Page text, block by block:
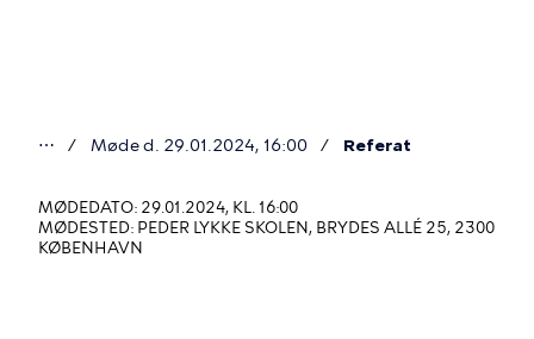
er
her
⋯ Møde d. 29.01.2024, 16:00 Referat
MØDEDATO: 29.01.2024, KL. 16:00
MØDESTED: PEDER LYKKE SKOLEN, BRYDES ALLÉ 25, 2300
KØBENHAVN